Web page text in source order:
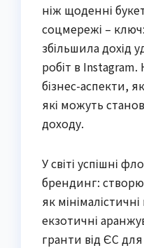
ніж щоденні
соцмережі –
збільшила дохід
робіт в
бізнес-аспекти,
які можуть
доходу.
У світі успішні
брендинг:
як
екзотичні
гранти від ЄС